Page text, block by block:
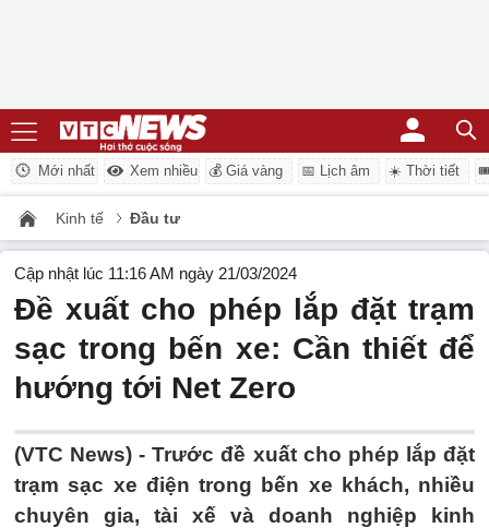
Mới nhất Xem nhiều 💰 Giá vàng 📅 Lịch âm ☀️ Thời tiết
Kinh tế Đầu tư
Cập nhật lúc 11:16 AM ngày 21/03/2024
Đề xuất cho phép lắp đặt trạm
sạc trong bến xe: Cần thiết để
hướng tới Net Zero
(VTC News) -Trước đề xuất cho phép lắp đặt
trạm sạc xe điện trong bến xe khách, nhiều
chuyên gia, tài xế và doanh nghiệp kinh